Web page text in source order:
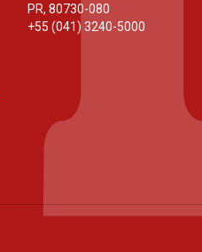
PR, 80730-080
+55 (041) 3240-5000